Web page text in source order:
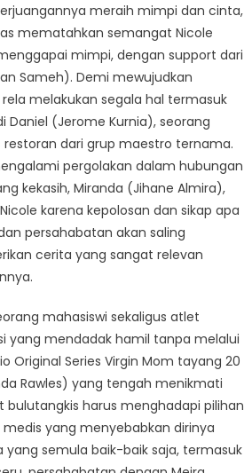
meraih mimpi dan cinta,
mematahkan semangat Nicole
mimpi, dengan support dari
Sameh). Demi mewujudkan
melakukan segala hal termasuk
Daniel (Jerome Kurnia), seorang
restoran dari grup maestro ternama.
pergolakan dalam hubungan
kekasih, Miranda (Jihane Almira),
karena kepolosan dan sikap apa
persahabatan akan saling
cerita yang sangat relevan
mahasiswi sekaligus atlet
yang mendadak hamil tanpa melalui
Original Series Virgin Mom tayang 20
Rawles) yang tengah menikmati
bulutangkis harus menghadapi pilihan
yang menyebabkan dirinya
yang semula baik-baik saja, termasuk